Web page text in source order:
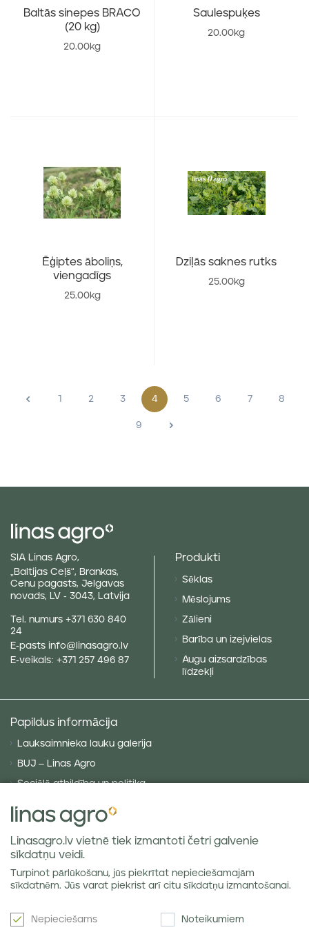
Baltās sinepes BRACO
(20 kg)
20.00kg
Saulespuķes
20.00kg
Ēģiptes āboliņs,
viengadīgs
25.00kg
Dziļās saknes rutks
25.00kg
< 2 3 4 5 6 7 8
9 >
SIA Linas Agro,
„Baltijas Ceļš“, Brankas,
Cenu pagasts, Jelgavas
novads, LV - 3043, Latvija
Tel. numurs +371 630 840
24
E-pasts info@linasagro.lv
E-veikals: +371 257 496 87
Produkti
Sēklas
Mēslojums
Zālieni
Barība un izejvielas
Augu aizsardzības
līdzekļi
Papildus informācija
Lauksaimnieka lauku galerija
BUJ – Linas Agro
Sociālā atbildība un politika
Sīkdatņu politika
VISPĀRĪGIE NOTEIKUMI
Labības tirgus atsauksmes
Jaunumi e-pastā
Linasagro.lv vietnē tiek izmantoti četri galvenie
sīkdatņu veidi.
Turpinot pārlūkošanu, jūs piekrītat nepieciešamajām
sīkdatnēm. Jūs varat piekrist arī citu sīkdatņu izmantošanai.
Nepieciešams Noteikumiem